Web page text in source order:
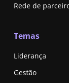
Rede de
Temas
Liderança
Gestão